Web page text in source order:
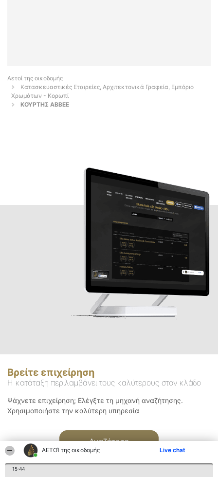
ΑΕΤΟΊ της οικοδομής Live chat
15:44
Αετοί της οικοδομής
Κατασκευαστικές Εταιρείες, Αρχιτεκτονικά Γραφεία, Εμπόριο
Χρωμάτων - Κορωπί
ΚΟΥΡΤΗΣ ΑΒΒΕΕ
Βρείτε επιχείρηση
Η κατάταξη περιλαμβάνει τους καλύτερους στον κλάδο
Ψάχνετε επιχείρηση; Ελέγξτε τη μηχανή αναζήτησης.
Χρησιμοποιήστε την καλύτερη υπηρεσία
Αναζήτηση